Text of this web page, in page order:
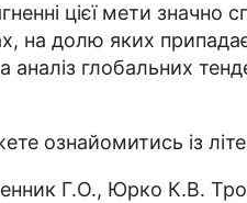
цієї мети значно
на долю яких
глобальних
ознайомитись із
Г.О., Юрко К.В.